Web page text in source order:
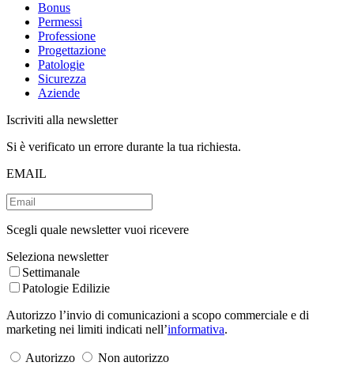
Bonus
Permessi
Professione
Progettazione
Patologie
Sicurezza
Aziende
Iscriviti alla newsletter
Si è verificato un errore durante la tua richiesta.
EMAIL
Scegli quale newsletter vuoi ricevere
Seleziona newsletter
Settimanale
Patologie Edilizie
Autorizzo l’invio di comunicazioni a scopo commerciale e di
marketing nei limiti indicati nell’informativa.
Autorizzo
Non autorizzo